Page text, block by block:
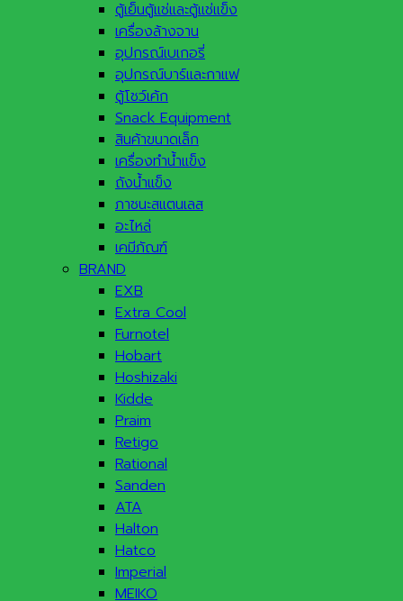
ตู้เย็นตู้แช่และตู้แช่แข็ง
เครื่องล้างจาน
อุปกรณ์เบเกอรี่
อุปกรณ์บาร์และกาแฟ
ตู้โชว์เค้ก
Snack Equipment
สินค้าขนาดเล็ก
เครื่องทำน้ำแข็ง
ถังน้ำแข็ง
ภาชนะสแตนเลส
อะไหล่
เคมีภัณฑ์
BRAND
EXB
Extra Cool
Furnotel
Hobart
Hoshizaki
Kidde
Praim
Retigo
Rational
Sanden
ATA
Halton
Hatco
Imperial
MEIKO